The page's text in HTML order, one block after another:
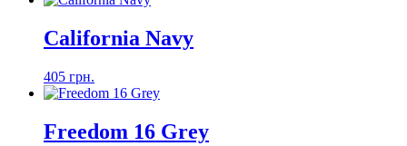
California Navy
405 грн.
Freedom 16 Grey